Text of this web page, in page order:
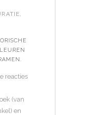
reacties
(van
en